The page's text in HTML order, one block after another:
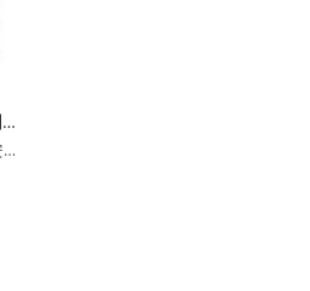
EPIC TRIPLEX_3WAY (公司貨)(含安裝) 有機械鑰匙的輔助鎖型電子鎖（適用三四段鎖及輔助鎖)
可記錄100張卡片 (公司貨)(含安裝) 卡片可單獨刪除 ⋯